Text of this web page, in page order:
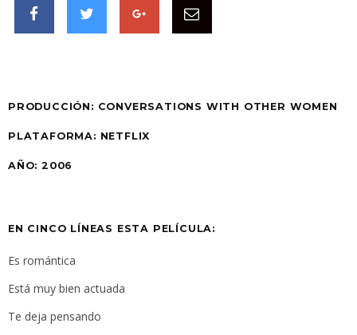
PRODUCCIÓN: CONVERSATIONS WITH OTHER WOMEN
PLATAFORMA: NETFLIX
AÑO: 2006
EN CINCO LÍNEAS ESTA PELÍCULA:
Es romántica
Está muy bien actuada
Te deja pensando